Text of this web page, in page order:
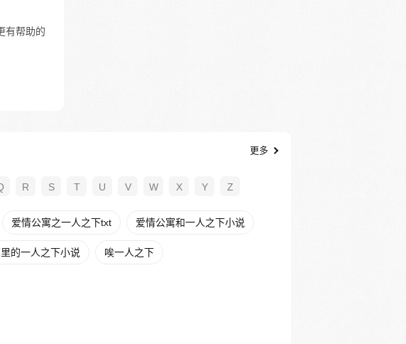
有帮助的
更多
R S T U V W X Y Z
爱情公寓之一人之下txt 爱情公寓和一人之下小说
的一人之下小说 唉一人之下